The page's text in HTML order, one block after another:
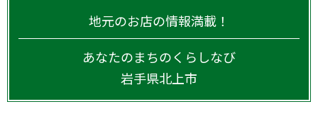
地元のお店の情報満載！
あなたのまちのくらしなび
岩手県北上市